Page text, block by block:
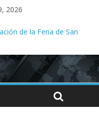
2026
de la Feria de San
Ángel Torres
del Migrante;
en el transporte de la
por abuso